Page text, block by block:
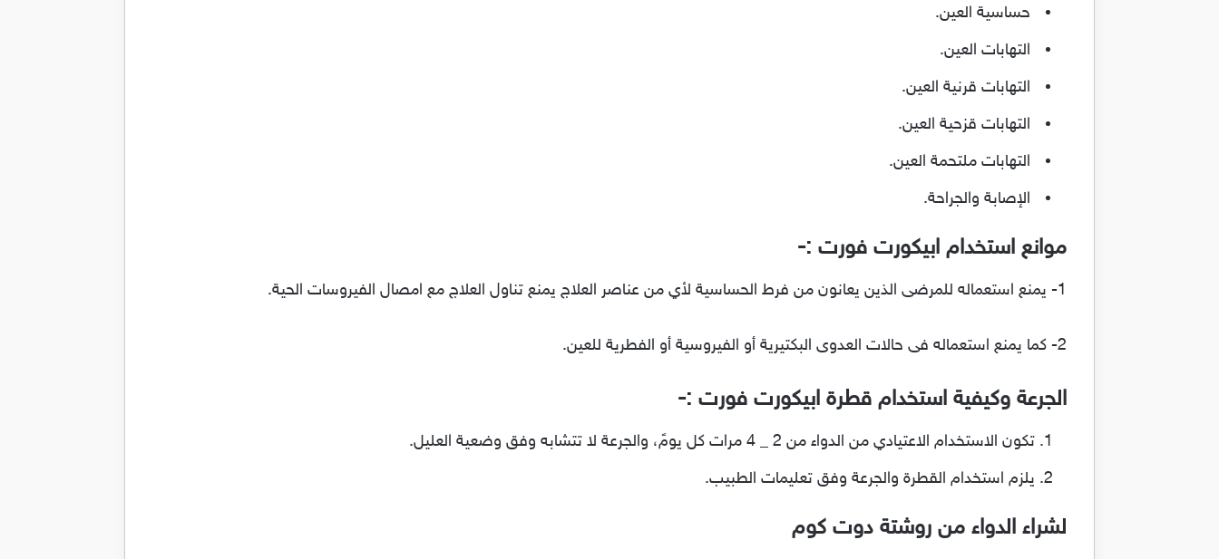
حساسية العين.
التهابات العين.
التهابات قرنية العين.
التهابات قزحية العين.
التهابات ملتحمة العين.
الإصابة والجراحة.
موانع استخدام ابيكورت فورت :-
1- يمنع استعماله للمرضى الذين يعانون من فرط الحساسية لأي من عناصر العلاج يمنع تناول العلاج مع امصال الفيروسات الحية.
2- كما يمنع استعماله فى حالات العدوى البكتيرية أو الفيروسية أو الفطرية للعين.
الجرعة وكيفية استخدام قطرة ابيكورت فورت :-
تكون الاستخدام الاعتيادي من الدواء من 2 _ 4 مرات كل يومً، والجرعة لا تتشابه وفق وضعية العليل.
يلزم استخدام القطرة والجرعة وفق تعليمات الطبيب.
لشراء الدواء من روشتة دوت كوم